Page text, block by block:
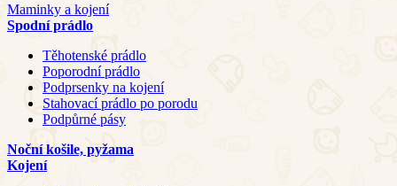
Maminky a kojení
Spodní prádlo
Těhotenské prádlo
Poporodní prádlo
Podprsenky na kojení
Stahovací prádlo po porodu
Podpůrné pásy
Noční košile, pyžama
Kojení